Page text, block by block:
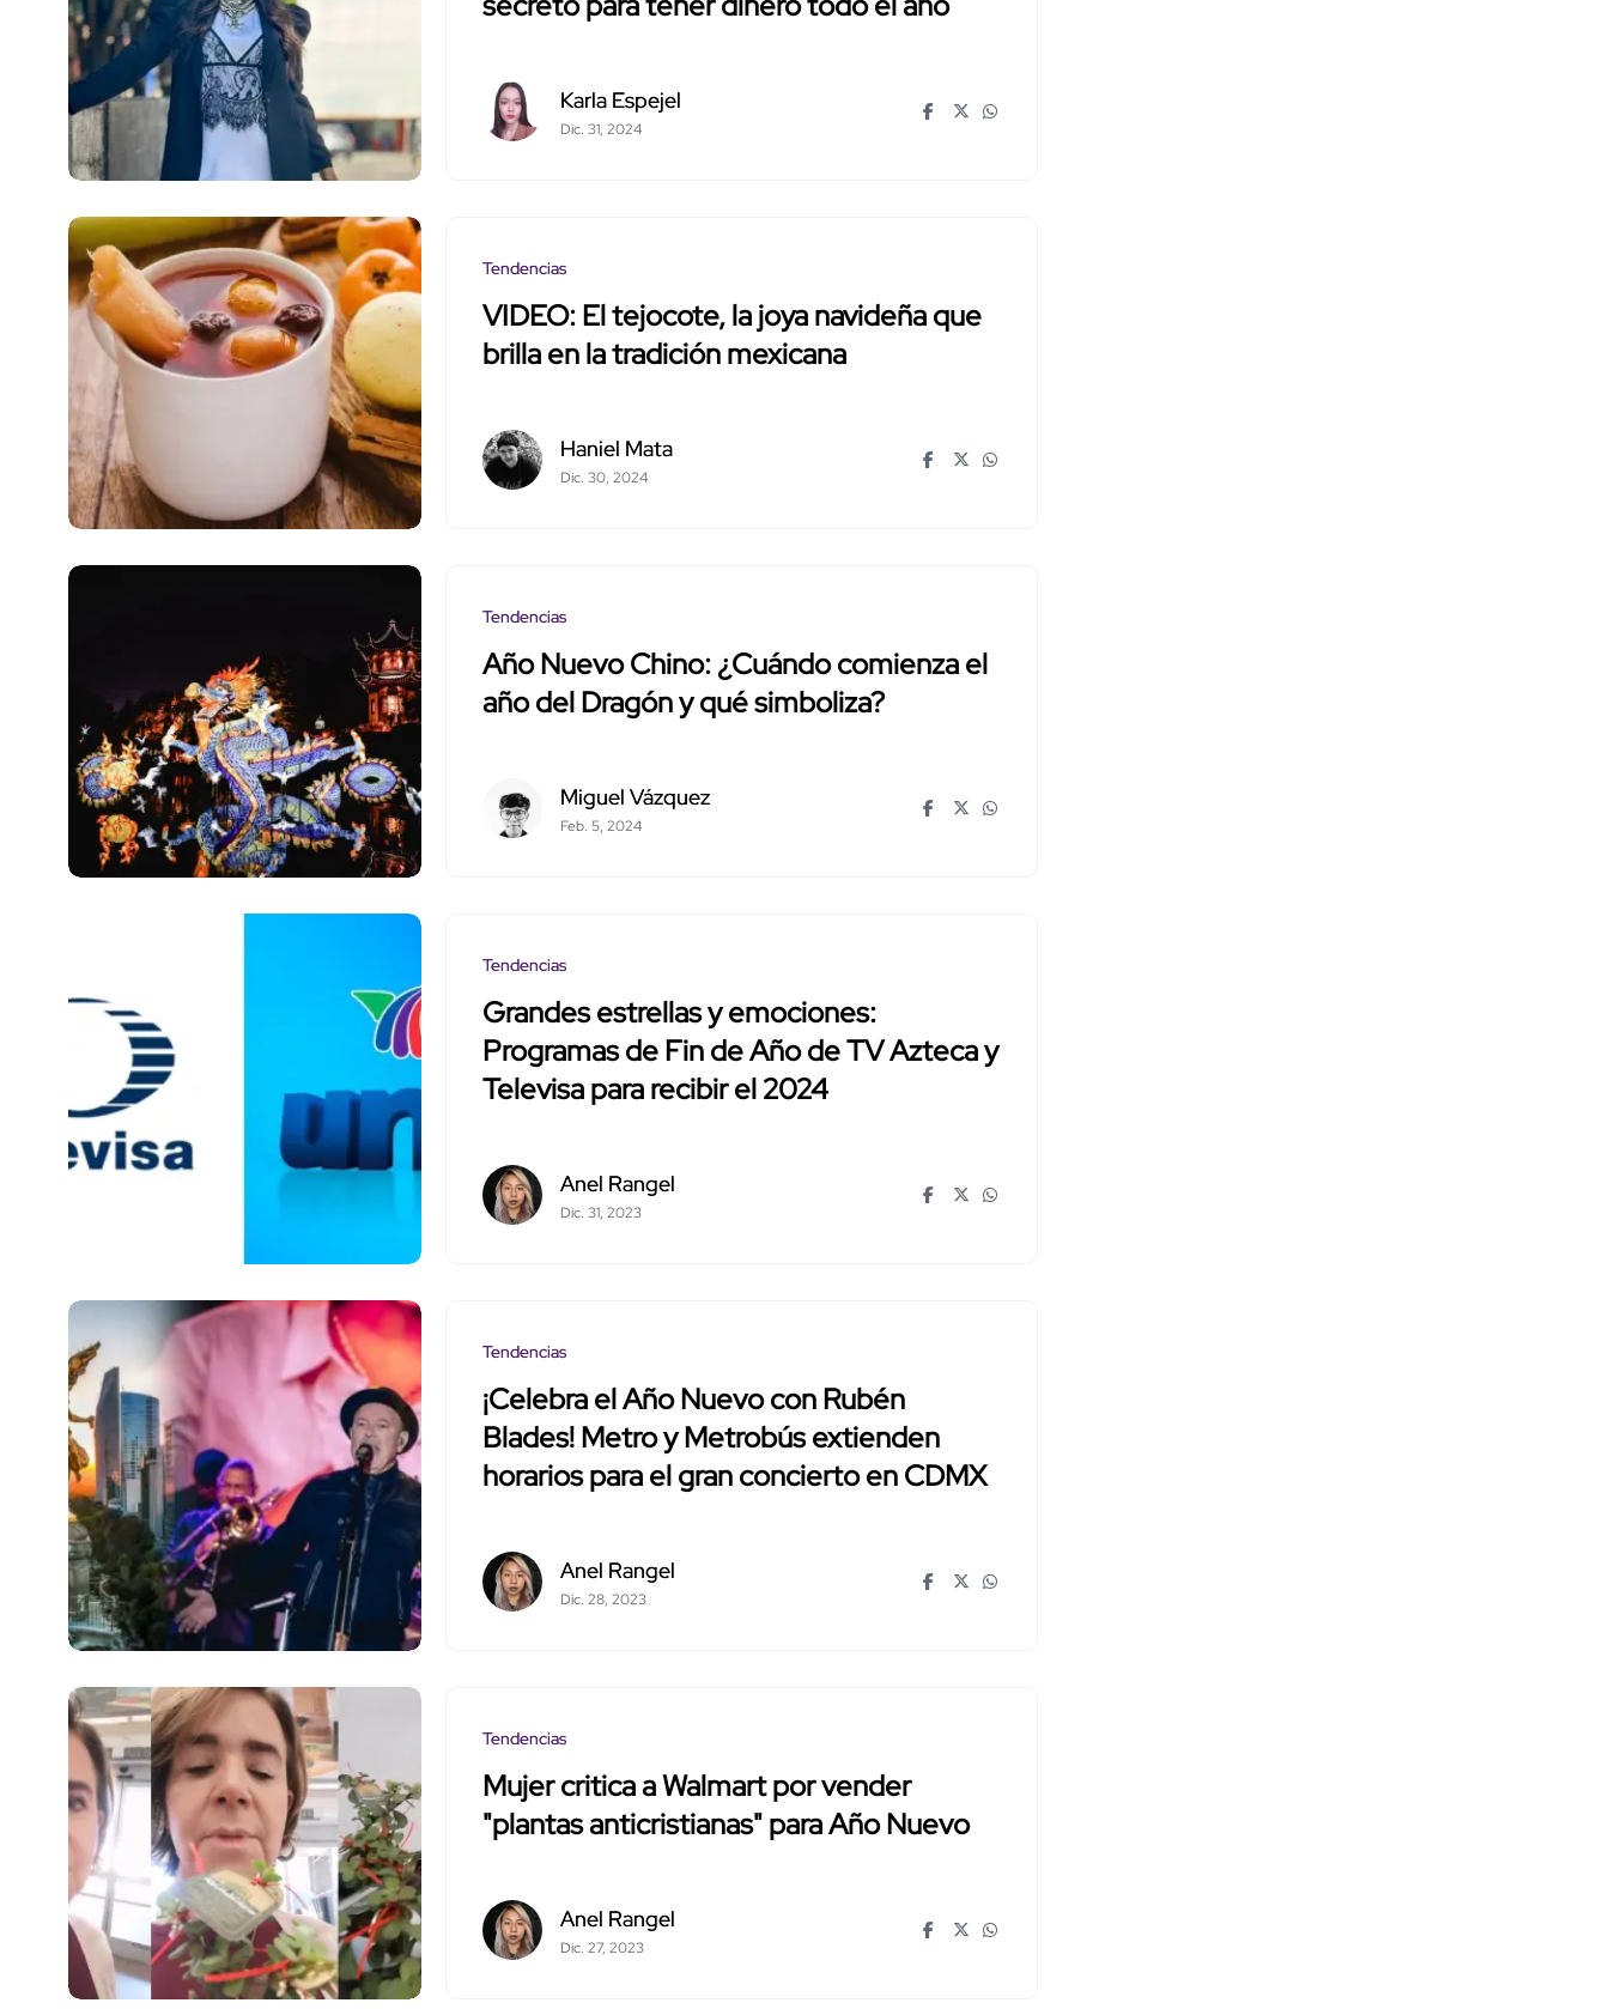
Karla Espejel
Dic. 31, 2024
Tendencias
VIDEO: El tejocote, la joya navideña que
brilla en la tradición mexicana
Haniel Mata
Dic. 30, 2024
Tendencias
Año Nuevo Chino: ¿Cuándo comienza el
año del Dragón y qué simboliza?
Miguel Vázquez
Feb. 5, 2024
Tendencias
Grandes estrellas y emociones:
Programas de Fin de Año de TV Azteca y
Televisa para recibir el 2024
Anel Rangel
Dic. 31, 2023
Tendencias
¡Celebra el Año Nuevo con Rubén
Blades! Metro y Metrobús extienden
horarios para el gran concierto en CDMX
Anel Rangel
Dic. 28, 2023
Tendencias
Mujer critica a Walmart por vender
"plantas anticristianas" para Año Nuevo
Anel Rangel
Dic. 27, 2023